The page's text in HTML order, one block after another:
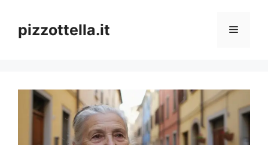
contenuto
pizzottella.it Menu